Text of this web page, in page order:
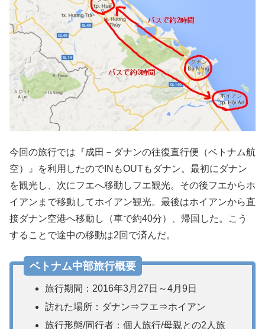
今回の旅行では『成田－ダナンの往復直行便（ベトナム航
空）』を利用したのでINもOUTもダナン。最初にダナン
を観光し、次にフエへ移動しフエ観光。その後フエからホ
イアンまで移動してホイアン観光。最後はホイアンから直
接ダナン空港へ移動し（車で約40分）、帰国した。こう
することで途中の移動は2回で済んだ。
ベトナム中部旅行概要
旅行期間：2016年3月27日～4月9日
訪れた場所：ダナン⇒フエ⇒ホイアン
旅行形態/同行者：個人旅行/母親との2人旅